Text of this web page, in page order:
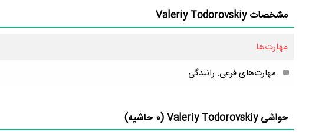
مشخصات Valeriy Todorovskiy
مهارت‌ها
مهارت‌های فرعی: رانندگی
حواشی Valeriy Todorovskiy (0 حاشیه)